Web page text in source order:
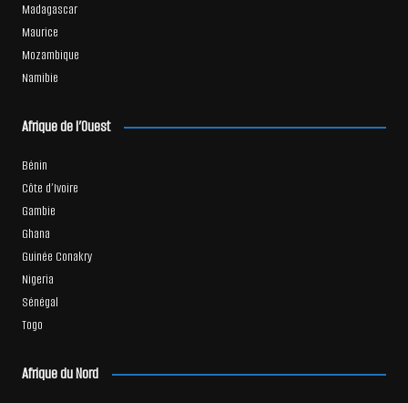
Madagascar
Maurice
Mozambique
Namibie
Afrique de l’Ouest
Bénin
Côte d’Ivoire
Gambie
Ghana
Guinée Conakry
Nigeria
Sénégal
Togo
Afrique du Nord